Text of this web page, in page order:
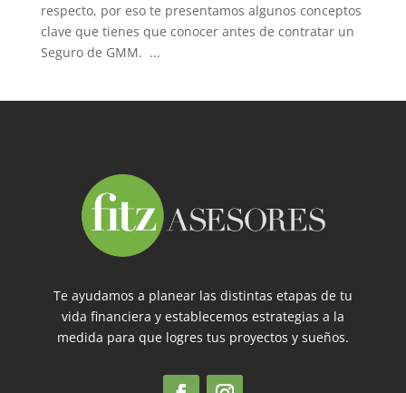
respecto, por eso te presentamos algunos conceptos
clave que tienes que conocer antes de contratar un
Seguro de GMM. ...
Te ayudamos a planear las distintas etapas de tu
vida financiera y establecemos estrategias a la
medida para que logres tus proyectos y sueños.